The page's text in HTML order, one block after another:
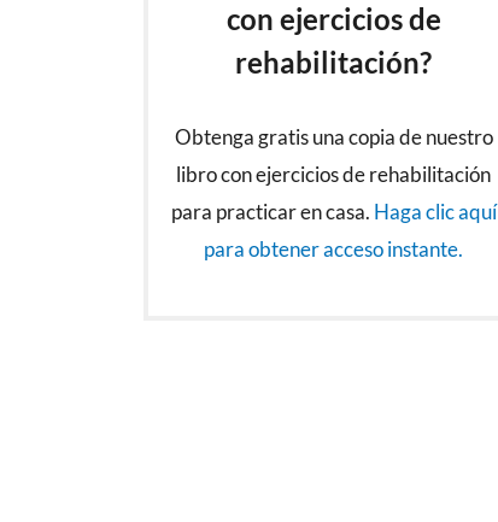
con ejercicios de
rehabilitación?
Obtenga gratis una copia de nuestro
libro con ejercicios de rehabilitación
para practicar en casa. Haga clic aquí
para obtener acceso instante.